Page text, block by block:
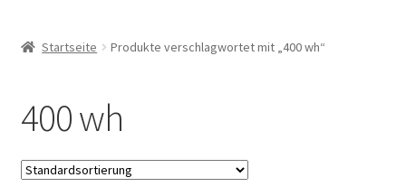
Vorsicht Internetbetrug
Über FunShop
Startseite Produkte verschlagwortet mit „400 wh“
400 wh